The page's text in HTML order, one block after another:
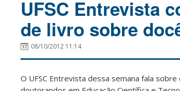
UFSC Entrevista
de livro sobre
08/10/2012 11:14
O UFSC Entrevista dessa semana fala